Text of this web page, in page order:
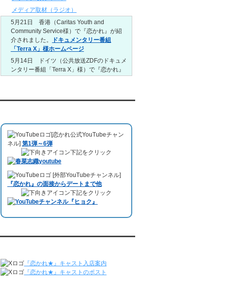
レンタル彼氏と2回のオンラインデートがあ
りました。
5/25～5/31
レンタル彼氏と172回の通常デートがあり
ました。
りました。
5/18～5/24
レンタル彼氏と1回のオンラインデートがあ
5/11～5/17
レンタル彼氏と164回の通常デートがあり
ました。
レンタル彼氏と2回のオンラインデートがあ
りました。
5/4～5/10
レンタル彼氏と151回の通常デートがあり
ました。
レンタル彼氏と2回のオンラインデートがあ
りました。
4/27～5/3
ました。
4/20～4/26
レンタル彼氏と159回の通常デートがあり
メディア取材（ラジオ）
5月21日 香港（Caritas Youth and
Community Service様）で『恋かれ』が紹
介されました。
ドキュメンタリー番組
「Terra X」様ホームページ
5月14日 ドイツ（公共放送ZDFのドキュメ
ンタリー番組「Terra X」様）で『恋かれ』
1月26日22:00から福岡のラジオ局・RKB毎
した。、【22時今夜の活！】（実際の音
声）のコーナーで福岡よしもとの服部さや
かさんの軽快な語り口調で、事務局児玉が
レンタル彼氏のエピソードなどを語りまし
た。
10月11日 ドイツ最大規模のテレビ局
「RTL」で レンタル彼氏が取材されまし
た。レポーターはRTL局カロリナ
「Karolina Kaminska」さん。ハチ公前集
約3時間のデートを楽しみました。
72kg」でレンタル彼氏をご利用いただきま
ABEMA「声優と夜あそび繋」で取材依頼さ
れました。
[恋かれ公式YouTubeチャン
ネル] 第1弾～6弾
下記をクリック
[外部YouTubeチャンネル]
『恋かれ』の面接からデートまで他
下記をクリック
『恋かれ★』キャスト入店案内
『恋かれ★』キャストのポスト